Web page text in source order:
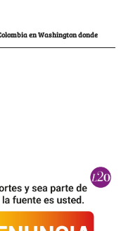
en Washington donde